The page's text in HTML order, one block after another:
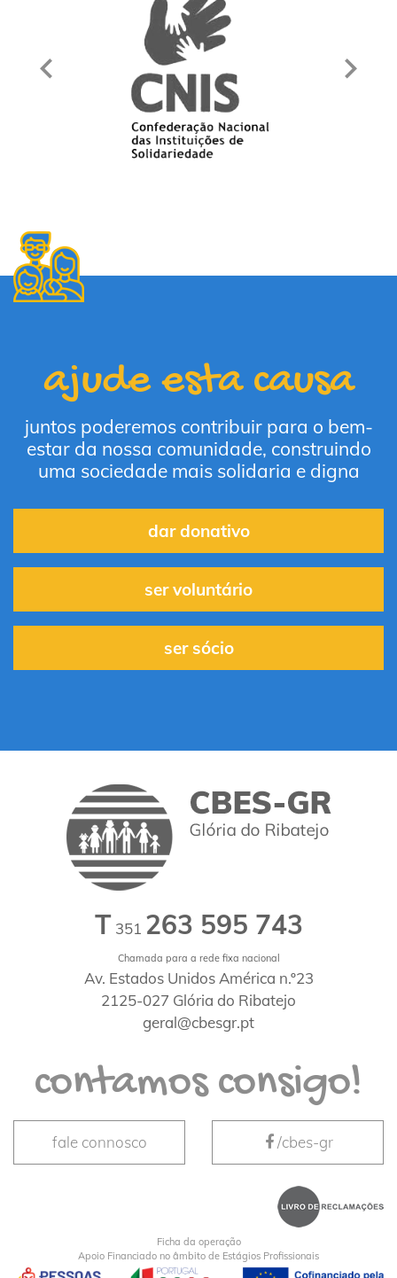
ajude esta causa
juntos poderemos contribuir para o bem-
estar da nossa comunidade, construindo
uma sociedade mais solidaria e digna
dar donativo
ser voluntário
ser sócio
T 351 263 595 743
Chamada para a rede fixa nacional
Av. Estados Unidos América n.º23
2125-027 Glória do Ribatejo
geral@cbesgr.pt
contamos consigo!
fale connosco /cbes-gr
Ficha da operação
Apoio Financiado no âmbito de Estágios Profissionais